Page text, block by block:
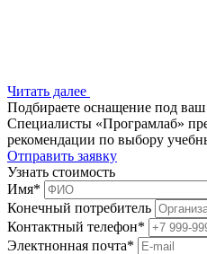
Читать далее
Подбираете оснащение под
Специалисты «Програмлаб»
рекомендации по выбору
Отправить заявку
Узнать стоимость
Имя*
Конечный потребитель
Контактный телефон*
Электнонная почта*